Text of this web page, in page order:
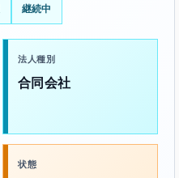
継続中
法人種別
合同会社
状態